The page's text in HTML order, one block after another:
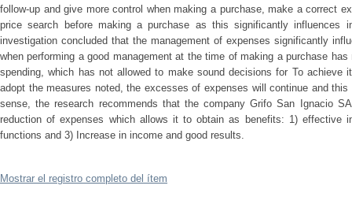
follow-up and give more control when making a purchase, make a correct
price search before making a purchase as this significantly influences
investigation concluded that the management of expenses significantly
when performing a good management at the time of making a purchase
spending, which has not allowed to make sound decisions for To achieve
adopt the measures noted, the excesses of expenses will continue and
sense, the research recommends that the company Grifo San Ignacio
reduction of expenses which allows it to obtain as benefits: 1) effective
functions and 3) Increase in income and good results.
Mostrar el registro completo del ítem